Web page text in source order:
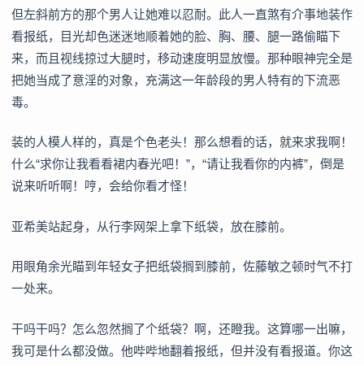
但左斜前方的那个男人让她难以忍耐。此人一直煞有介事地装作
看报纸，目光却色迷迷地顺着她的脸、胸、腰、腿一路偷瞄下
来，而且视线掠过大腿时，移动速度明显放慢。那种眼神完全是
把她当成了意淫的对象，充满这一年龄段的男人特有的下流恶
毒。
装的人模人样的，真是个色老头！那么想看的话，就来求我啊！
什么“求你让我看看裙内春光吧！”，“请让我看你的内裤”，倒是
说来听听啊！哼，会给你看才怪！
亚希美站起身，从行李网架上拿下纸袋，放在膝前。
用眼角余光瞄到年轻女子把纸袋搁到膝前，佐藤敏之顿时气不打
一处来。
干吗干吗？怎么忽然搁了个纸袋？啊，还瞪我。这算哪一出嘛，
我可是什么都没做。他哔哔地翻着报纸，但并没有看报道。你这